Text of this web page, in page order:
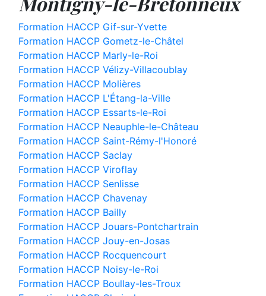
Formation HACCP Gif-sur-Yvette
Formation HACCP Gometz-le-Châtel
Formation HACCP Marly-le-Roi
Formation HACCP Vélizy-Villacoublay
Formation HACCP Molières
Formation HACCP L'Étang-la-Ville
Formation HACCP Essarts-le-Roi
Formation HACCP Neauphle-le-Château
Formation HACCP Saint-Rémy-l'Honoré
Formation HACCP Saclay
Formation HACCP Viroflay
Formation HACCP Senlisse
Formation HACCP Chavenay
Formation HACCP Bailly
Formation HACCP Jouars-Pontchartrain
Formation HACCP Jouy-en-Josas
Formation HACCP Rocquencourt
Formation HACCP Noisy-le-Roi
Formation HACCP Boullay-les-Troux